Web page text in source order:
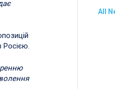
Росією.
All